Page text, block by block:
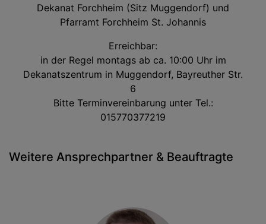
Dekanat Forchheim (Sitz Muggendorf) und
Pfarramt Forchheim St. Johannis
Erreichbar:
in der Regel montags ab ca. 10:00 Uhr im
Dekanatszentrum in Muggendorf, Bayreuther Str.
6
Bitte Terminvereinbarung unter Tel.:
015770377219
Weitere Ansprechpartner & Beauftragte